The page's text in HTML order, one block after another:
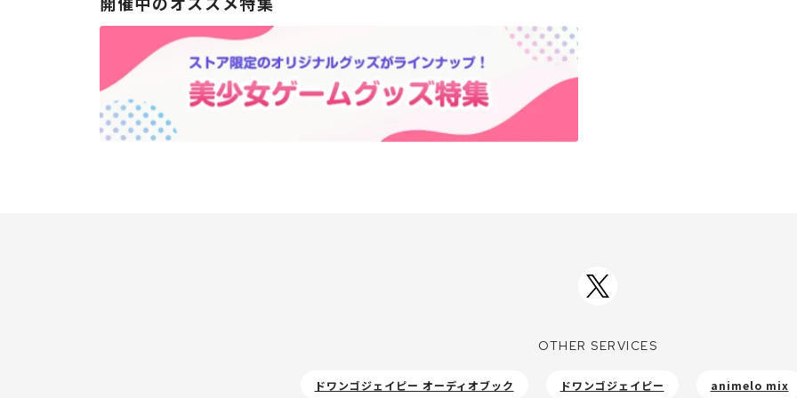
OTHER SERVICES
ドワンゴジェイピー オーディオブック ドワンゴジェイピー animelo mix